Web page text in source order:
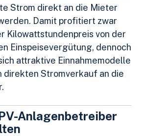
Strom direkt an die Mieter
Damit profitiert zwar
Kilowattstundenpreis von der
Einspeisevergütung, dennoch
attraktive Einnahmemodelle
direkten Stromverkauf an die
Anlagenbetreiber